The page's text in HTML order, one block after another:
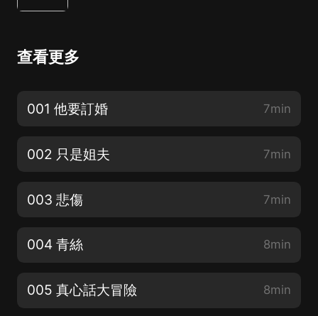
查看更多
001 他要訂婚 7min
002 只是姐夫 7min
003 悲傷 7min
004 青絲 8min
005 真心話大冒險 8min